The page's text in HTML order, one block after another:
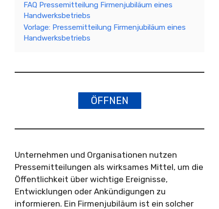
FAQ Pressemitteilung Firmenjubiläum eines
Handwerksbetriebs
Vorlage: Pressemitteilung Firmenjubiläum eines
Handwerksbetriebs
ÖFFNEN
Unternehmen und Organisationen nutzen
Pressemitteilungen als wirksames Mittel, um die
Öffentlichkeit über wichtige Ereignisse,
Entwicklungen oder Ankündigungen zu
informieren. Ein Firmenjubiläum ist ein solcher